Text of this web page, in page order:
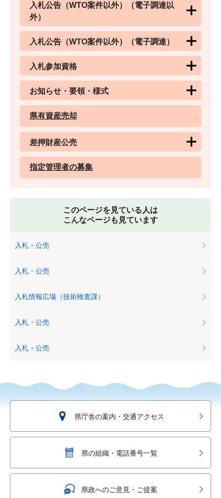
入札公告（WTO案件以外）（電子調達以
外）
入札公告（WTO案件以外）（電子調達）
入札参加資格
お知らせ・要領・様式
県有資産売却
差押財産公売
指定管理者の募集
このページを見ている人は
こんなページも見ています
入札・公売
入札・公売
入札情報広場（技術検査課）
入札・公売
入札・公売
県庁舎の案内・交通アクセス
県の組織・電話番号一覧
県政へのご意見・ご提案